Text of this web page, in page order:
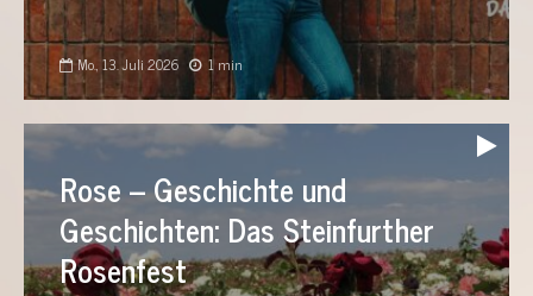
Mo., 13. Juli 2026 1 min
Audio-
Player
Rose – Geschichte und
Geschichten: Das Steinfurther
Rosenfest